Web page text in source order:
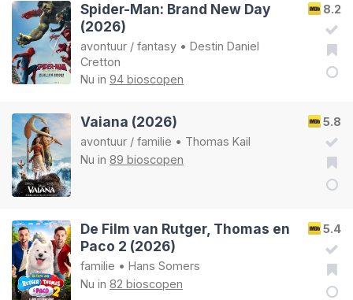
8.2
Spider-Man: Brand New Day
(2026)
avontuur / fantasy • Destin Daniel
Cretton
Nu in 94 bioscopen
5.8
Vaiana (2026)
avontuur / familie • Thomas Kail
Nu in 89 bioscopen
5.4
De Film van Rutger, Thomas en
Paco 2 (2026)
familie • Hans Somers
Nu in 82 bioscopen